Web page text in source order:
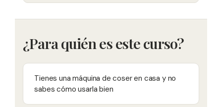
¿Para quién es este curso?
Tienes una máquina de coser en casa y no
sabes cómo usarla bien